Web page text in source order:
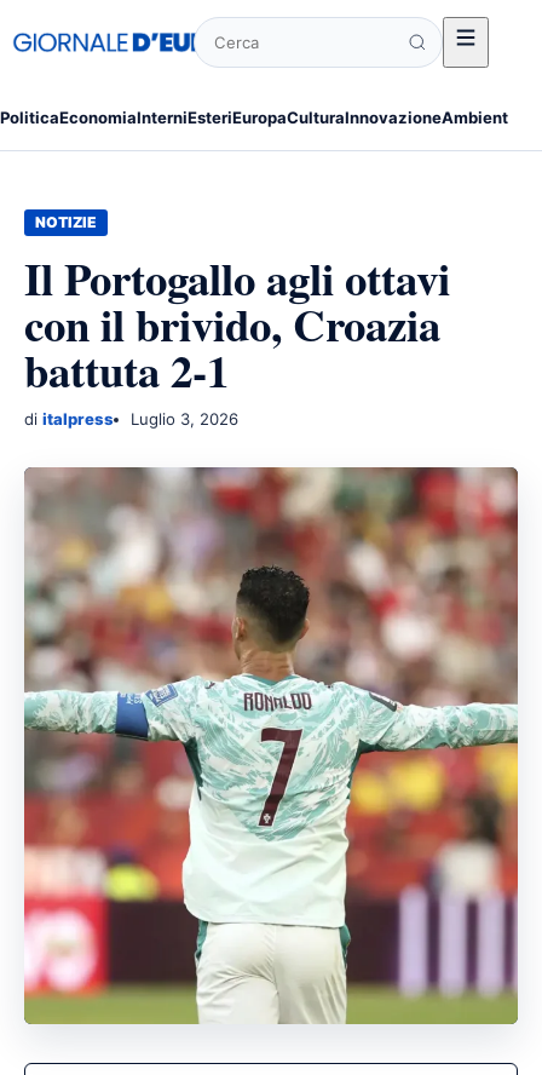
PoliticaEconomiaInterniEsteriEuropaCulturaInnovazioneAmbiente
Cerca
NOTIZIE
Il Portogallo agli ottavi
con il brivido, Croazia
battuta 2-1
di italpress Luglio 3, 2026